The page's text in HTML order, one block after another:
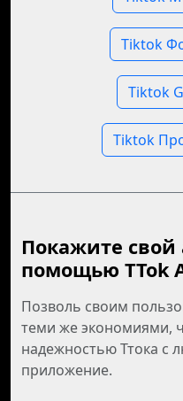
Tiktok
Tiktok
Tiktok
Покажите свой
помощью TTok
Позволь своим
теми же экономиями,
надежностью Ттока с
приложение.